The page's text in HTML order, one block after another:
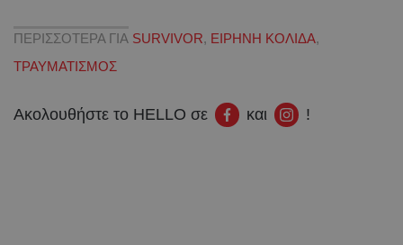
ΠΕΡΙΣΣΟΤΕΡΑ ΓΙΑ SURVIVOR, ΕΙΡΗΝΗ ΚΟΛΙΔΑ,
ΤΡΑΥΜΑΤΙΣΜΟΣ
Ακολουθήστε το HELLO σε και !